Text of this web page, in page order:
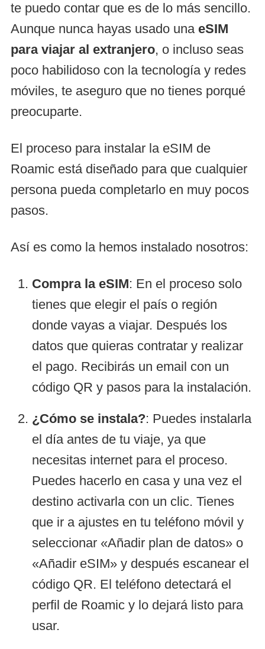
te puedo contar que es de lo más sencillo.
Aunque nunca hayas usado una eSIM
para viajar al extranjero, o incluso seas
poco habilidoso con la tecnología y redes
móviles, te aseguro que no tienes porqué
preocuparte.
El proceso para instalar la eSIM de
Roamic está diseñado para que cualquier
persona pueda completarlo en muy pocos
pasos.
Así es como la hemos instalado nosotros:
Compra la eSIM: En el proceso solo
tienes que elegir el país o región
donde vayas a viajar. Después los
datos que quieras contratar y realizar
el pago. Recibirás un email con un
código QR y pasos para la instalación.
¿Cómo se instala?: Puedes instalarla
el día antes de tu viaje, ya que
necesitas internet para el proceso.
Puedes hacerlo en casa y una vez el
destino activarla con un clic. Tienes
que ir a ajustes en tu teléfono móvil y
seleccionar «Añadir plan de datos» o
«Añadir eSIM» y después escanear el
código QR. El teléfono detectará el
perfil de Roamic y lo dejará listo para
usar.